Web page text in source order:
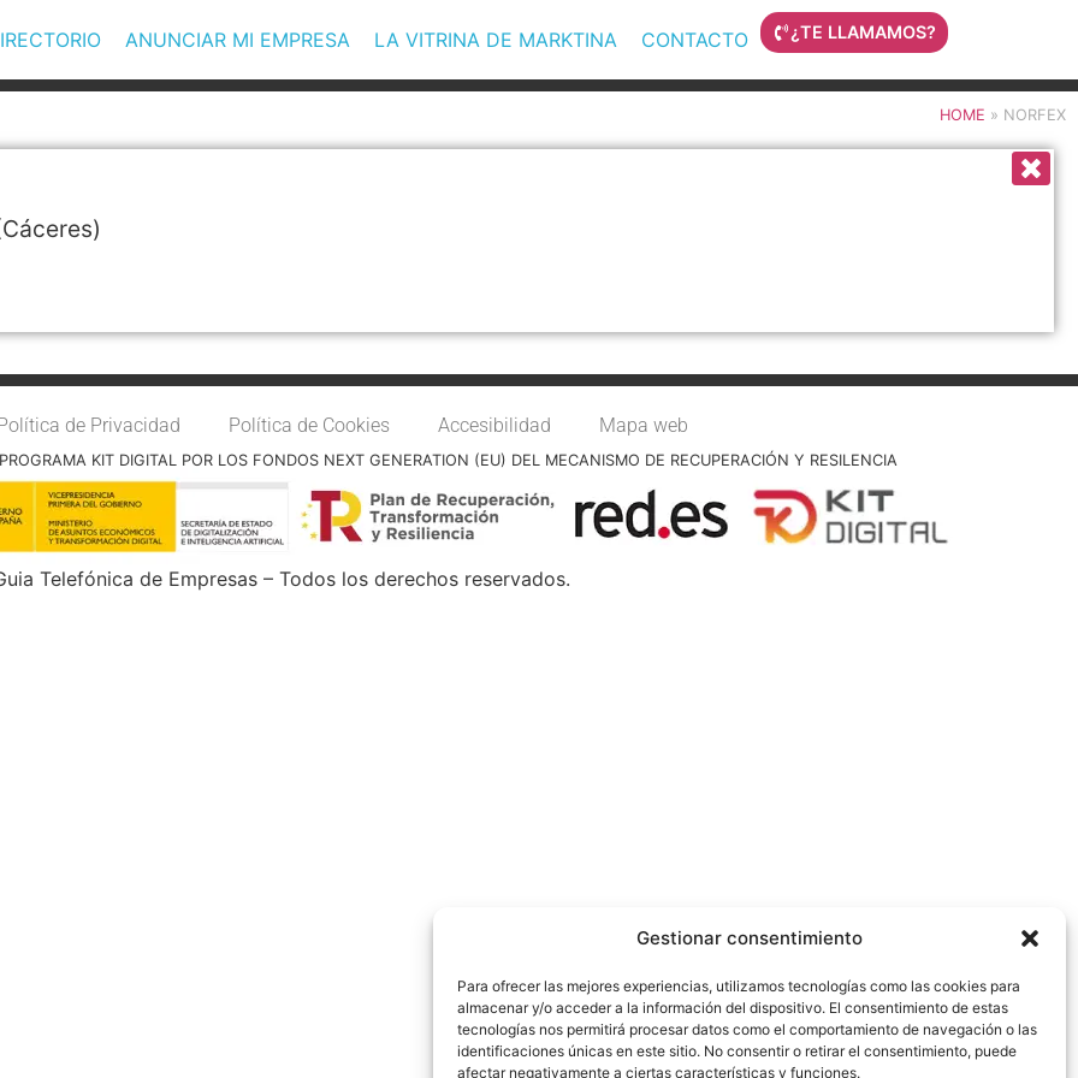
Gestionar consentimiento
Para ofrecer las mejores experiencias, utilizamos tecnologías como las cookies para
almacenar y/o acceder a la información del dispositivo. El consentimiento de estas
tecnologías nos permitirá procesar datos como el comportamiento de navegación o las
identificaciones únicas en este sitio. No consentir o retirar el consentimiento, puede
afectar negativamente a ciertas características y funciones.
ANUNCIAR MI EMPRESA LA VITRINA DE MARKTINA CONTACTO ¿TE LLAMAMOS?
HOME » NORFEX
de Privacidad Política de Cookies Accesibilidad Mapa web
KIT DIGITAL POR LOS FONDOS NEXT GENERATION (EU) DEL MECANISMO DE RECUPERACIÓN Y RESILENCIA
Telefónica de Empresas – Todos los derechos reservados.